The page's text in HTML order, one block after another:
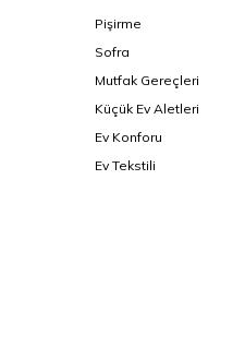
Pişirme
Sofra
Mutfak Gereçleri
Küçük Ev Aletleri
Ev Konforu
Ev Tekstili